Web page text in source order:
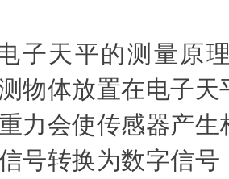
天平的测量原理
物体放置在电子
力会使传感器产
号转换为数字信